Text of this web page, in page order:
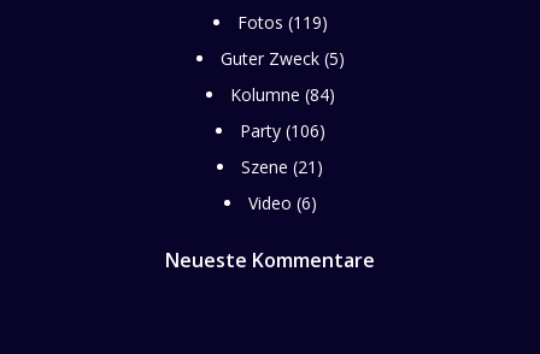
Fotos (119)
Guter Zweck(5)
Kolumne (84)
Party(106)
Szene (21)
Video (6)
Neueste Kommentare